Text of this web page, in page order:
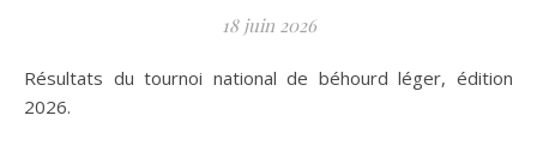
18 juin 2026
Résultats du tournoi national de béhourd léger, édition
2026.